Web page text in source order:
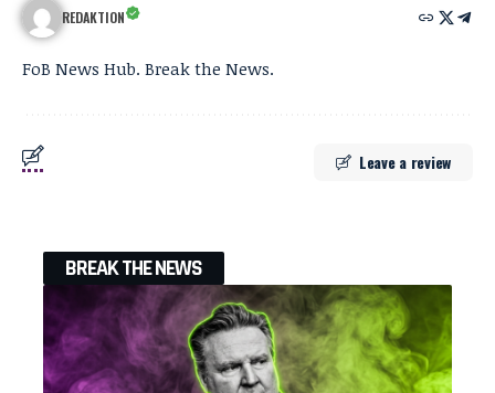
REDAKTION
FoB News Hub. Break the News.
Leave a review
BREAK THE NEWS